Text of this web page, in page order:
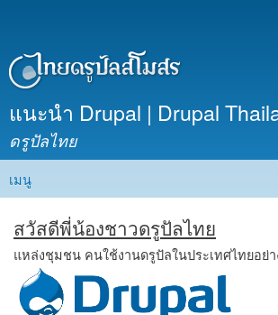
เนื้อหา
แนะนำ Drupal | Drupal
ดรูปัลไทย
Main menu
เมนู
สวัสดีพี่น้องชาวดรูปัลไทย
แหล่งชุมชน คนใช้งานดรูปัลในประเทศไทยอย่า